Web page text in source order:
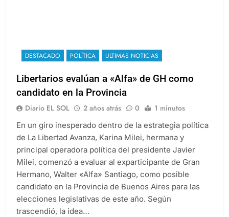
DESTACADO POLÍTICA ULTIMAS NOTICIAS
Libertarios evalúan a «Alfa» de GH como
candidato en la Provincia
Diario EL SOL 2 años atrás 0 1 minutos
En un giro inesperado dentro de la estrategia política
de La Libertad Avanza, Karina Milei, hermana y
principal operadora política del presidente Javier
Milei, comenzó a evaluar al exparticipante de Gran
Hermano, Walter «Alfa» Santiago, como posible
candidato en la Provincia de Buenos Aires para las
elecciones legislativas de este año. Según
trascendió, la idea…